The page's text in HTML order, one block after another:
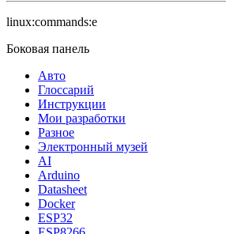
linux:commands:e
Боковая панель
Авто
Глоссарий
Инструкции
Мои разработки
Разное
Электронный музей
AI
Arduino
Datasheet
Docker
ESP32